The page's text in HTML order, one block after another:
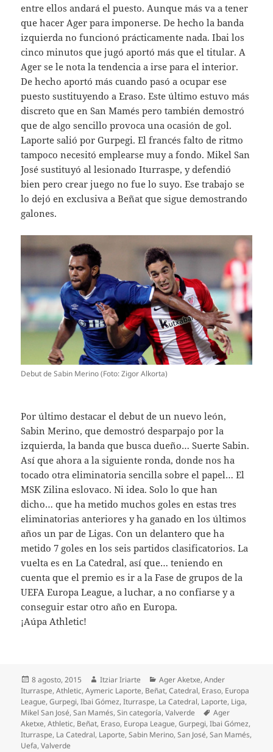
entre ellos andará el puesto. Aunque más va a tener
que hacer Ager para imponerse. De hecho la banda
izquierda no funcionó prácticamente nada. Ibai los
cinco minutos que jugó aportó más que el titular. A
Ager se le nota la tendencia a irse para el interior.
De hecho aportó más cuando pasó a ocupar ese
puesto sustituyendo a Eraso. Este último estuvo más
discreto que en San Mamés pero también demostró
que de algo sencillo provoca una ocasión de gol.
Laporte salió por Gurpegi. El francés falto de ritmo
tampoco necesitó emplearse muy a fondo. Mikel San
José sustituyó al lesionado Iturraspe, y defendió
bien pero crear juego no fue lo suyo. Ese trabajo se
lo dejó en exclusiva a Beñat que sigue demostrando
galones.
Debut de Sabin Merino (Foto: Zigor Alkorta)
Por último destacar el debut de un nuevo león,
Sabin Merino, que demostró desparpajo por la
izquierda, la banda que busca dueño… Suerte Sabin.
Así que ahora a la siguiente ronda, donde nos ha
tocado otra eliminatoria sencilla sobre el papel… El
MSK Zilina eslovaco. Ni idea. Solo lo que han
dicho… que ha metido muchos goles en estas tres
eliminatorias anteriores y ha ganado en los últimos
años un par de Ligas. Con un delantero que ha
metido 7 goles en los seis partidos clasificatorios. La
vuelta es en La Catedral, así que… teniendo en
cuenta que el premio es ir a la Fase de grupos de la
UEFA Europa League, a luchar, a no confiarse y a
conseguir estar otro año en Europa.
¡Aúpa Athletic!
Publicado
el
8 agosto, 2015 Autor
Itziar Iriarte Categorías
Ager Aketxe,Ander
Iturraspe,Athletic,Aymeric Laporte, Beñat,Catedral, Eraso, Europa
League,Gurpegi,Ibai Gómez,Iturraspe, La Catedral, Laporte, Liga,
Mikel San José,San Mamés,Sin categoría,Valverde Etiquetas
Ager
Aketxe,Athletic, Beñat, Eraso, Europa League,Gurpegi,Ibai Gómez,
Iturraspe, La Catedral, Laporte,Sabin Merino,San José,San Mamés,
Uefa,Valverde